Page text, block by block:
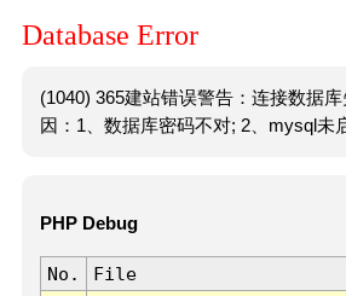
Database Error
(1040) 365建站错误警告：连接数据
因：1、数据库密码不对; 2、mysql未
PHP Debug
No. File